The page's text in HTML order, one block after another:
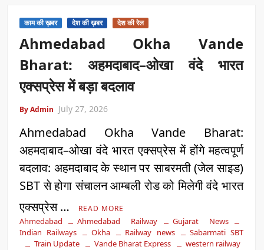
काम की ख़बर देश की ख़बर देश की रेल
Ahmedabad Okha Vande
Bharat: अहमदाबाद–ओखा वंदे भारत
एक्सप्रेस में बड़ा बदलाव
By Admin July 27, 2026
Ahmedabad Okha Vande Bharat:
अहमदाबाद–ओखा वंदे भारत एक्सप्रेस में होंगे महत्वपूर्ण
बदलाव: अहमदाबाद के स्थान पर साबरमती (जेल साइड)
SBT से होगा संचालन आम्बली रोड को मिलेगी वंदे भारत
एक्सप्रेस …
READ MORE
Ahmedabad Ahmedabad Railway
Gujarat News
Indian Railways
Okha Railway news
Sabarmati SBT
Train Update
Vande Bharat Express western railway